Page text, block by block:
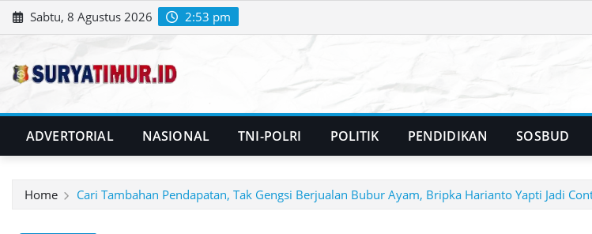
Skip
to
Sabtu, 8 Agustus 2026 2:53 pm
ADVERTORIAL NASIONAL TNI-POLRI POLITIK PENDIDIKAN SOSBUD
Home Cari Tambahan Pendapatan, Tak Gengsi Berjualan Bubur Ayam, Bripka Harianto Yapti Jadi